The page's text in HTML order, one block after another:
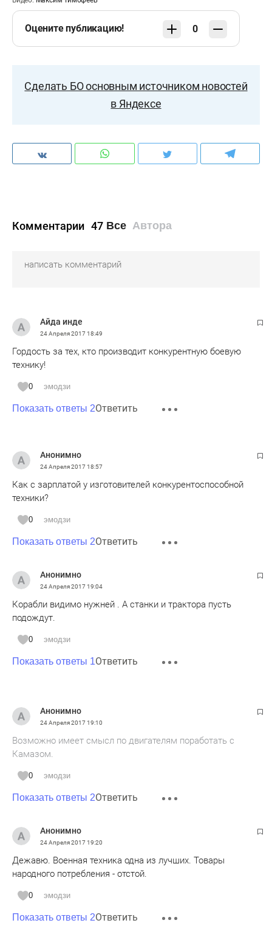
Оцените публикацию! 0
Сделать БО основным источником новостей
в Яндексе
Комментарии 47 Все Автора
Айда инде
24 Апреля 201718:49
Гордость за тех, кто производит конкурентную боевую
технику!
0 эмодзи
Показать ответы 2Ответить
Анонимно
24 Апреля 201718:57
Как с зарплатой у изготовителей конкурентоспособной
техники?
0 эмодзи
Показать ответы 2Ответить
Анонимно
24 Апреля 201719:04
Корабли видимо нужней . А станки и трактора пусть
подождут.
0 эмодзи
Показать ответы 1Ответить
Анонимно
24 Апреля 201719:10
Возможно имеет смысл по двигателям поработать с
Камазом.
0 эмодзи
Показать ответы 2Ответить
Анонимно
24 Апреля 201719:20
Дежавю. Военная техника одна из лучших. Товары
народного потребления - отстой.
0 эмодзи
Показать ответы 2Ответить